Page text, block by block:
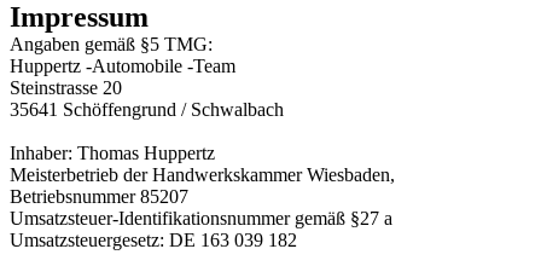
Impressum
Angaben gemäß §5 TMG:
Huppertz -Automobile -Team
Steinstrasse 20
35641 Schöffengrund / Schwalbach
Inhaber: Thomas Huppertz
Meisterbetrieb der Handwerkskammer Wiesbaden,
Betriebsnummer 85207
Umsatzsteuer-Identifikationsnummer gemäß §27 a
Umsatzsteuergesetz: DE 163 039 182